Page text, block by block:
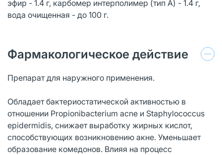
эфир - 1.4 г, карбомер интерполимер (тип А) - 1.4 г,
вода очищенная - до 100 г.
Фармакологическое действие
Препарат для наружного применения.
Обладает бактериостатической активностью в
отношении Propionibacterium acne и Staphylococcus
epidermidis, снижает выработку жирных кислот,
способствующих возникновению акне. Уменьшает
образование комедонов. Влияя на процесс